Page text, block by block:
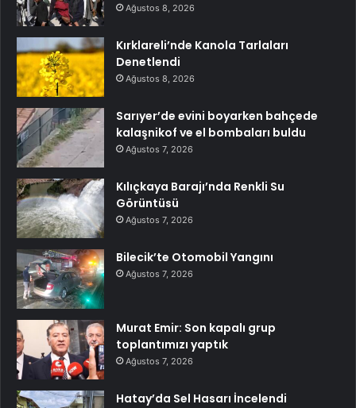
Ağustos 8, 2026
Kırklareli’nde Kanola Tarlaları
Denetlendi
Ağustos 8, 2026
Sarıyer’de evini boyarken bahçede
kalaşnikof ve el bombaları buldu
Ağustos 7, 2026
Kılıçkaya Barajı’nda Renkli Su
Görüntüsü
Ağustos 7, 2026
Bilecik’te Otomobil Yangını
Ağustos 7, 2026
Murat Emir: Son kapalı grup
toplantımızı yaptık
Ağustos 7, 2026
Hatay’da Sel Hasarı İncelendi